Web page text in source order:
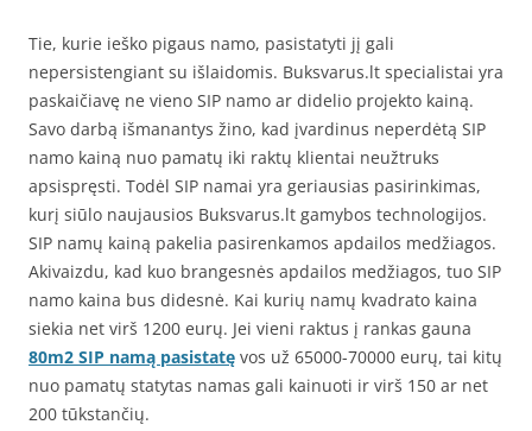
Tie, kurie ieško pigaus namo, pasistatyti jį gali
nepersistengiant su išlaidomis. Buksvarus.lt specialistai yra
paskaičiavę ne vieno SIP namo ar didelio projekto kainą.
Savo darbą išmanantys žino, kad įvardinus neperdėtą SIP
namo kainą nuo pamatų iki raktų klientai neužtruks
apsispręsti. Todėl SIP namai yra geriausias pasirinkimas,
kurį siūlo naujausios Buksvarus.lt gamybos technologijos.
SIP namų kainą pakelia pasirenkamos apdailos medžiagos.
Akivaizdu, kad kuo brangesnės apdailos medžiagos, tuo SIP
namo kaina bus didesnė. Kai kurių namų kvadrato kaina
siekia net virš 1200 eurų. Jei vieni raktus į rankas gauna
80m2 SIP namą pasistatę vos už 65000-70000 eurų, tai kitų
nuo pamatų statytas namas gali kainuoti ir virš 150 ar net
200 tūkstančių.